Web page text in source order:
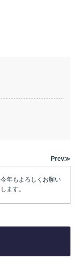
Prev≫
今年もよろしくお願い
します。